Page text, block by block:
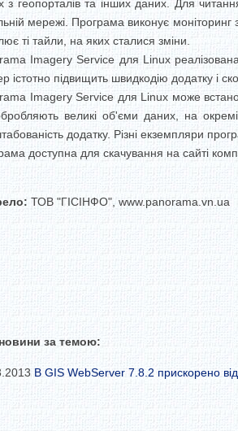
з геопорталів та інших даних. Для
мережі. Програма виконує
ті тайли, на яких сталися зміни.
Imagery Service для Linux
істотно підвищить швидкодію додатку і
Imagery Service для Linux може
великі об'єми даних, на
додатку. Різні екземпляри
доступна для скачування на сайті
ТОВ "ГІСІНФО", www.panorama.vn.ua
новини за темою:
В GIS WebServer 7.8.2 прискорено